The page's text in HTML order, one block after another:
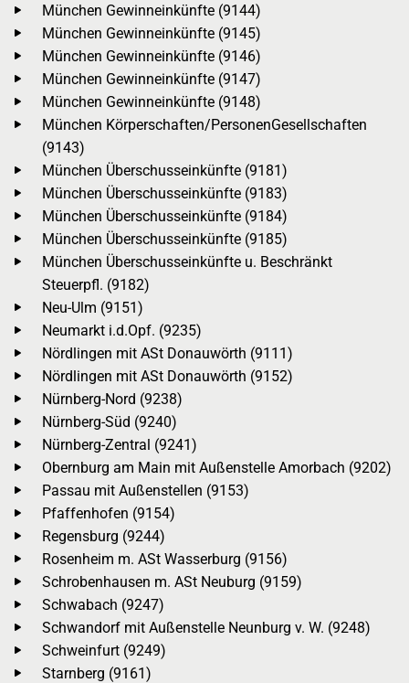
München Gewinneinkünfte (9144)
München Gewinneinkünfte (9145)
München Gewinneinkünfte (9146)
München Gewinneinkünfte (9147)
München Gewinneinkünfte (9148)
München Körperschaften/PersonenGesellschaften
(9143)
München Überschusseinkünfte (9181)
München Überschusseinkünfte (9183)
München Überschusseinkünfte (9184)
München Überschusseinkünfte (9185)
München Überschusseinkünfte u. Beschränkt
Steuerpfl. (9182)
Neu-Ulm (9151)
Neumarkt i.d.Opf. (9235)
Nördlingen mit ASt Donauwörth (9111)
Nördlingen mit ASt Donauwörth (9152)
Nürnberg-Nord (9238)
Nürnberg-Süd (9240)
Nürnberg-Zentral (9241)
Obernburg am Main mit Außenstelle Amorbach (9202)
Passau mit Außenstellen (9153)
Pfaffenhofen (9154)
Regensburg (9244)
Rosenheim m. ASt Wasserburg (9156)
Schrobenhausen m. ASt Neuburg (9159)
Schwabach (9247)
Schwandorf mit Außenstelle Neunburg v. W. (9248)
Schweinfurt (9249)
Starnberg (9161)